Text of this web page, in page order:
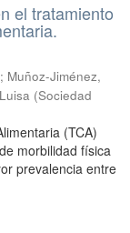
el tratamiento
; Muñoz-Jiménez,
(Sociedad
(TCA)
morbilidad física
prevalencia entre